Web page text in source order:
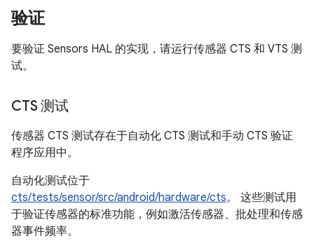
验证
要验证 Sensors HAL 的实现，请运行传感器 CTS 和 VTS 测
试。
CTS 测试
传感器 CTS 测试存在于自动化 CTS 测试和手动 CTS 验证
程序应用中。
自动化测试位于
cts/tests/sensor/src/android/hardware/cts。 这些测试用
于验证传感器的标准功能，例如激活传感器、批处理和传感
器事件频率。